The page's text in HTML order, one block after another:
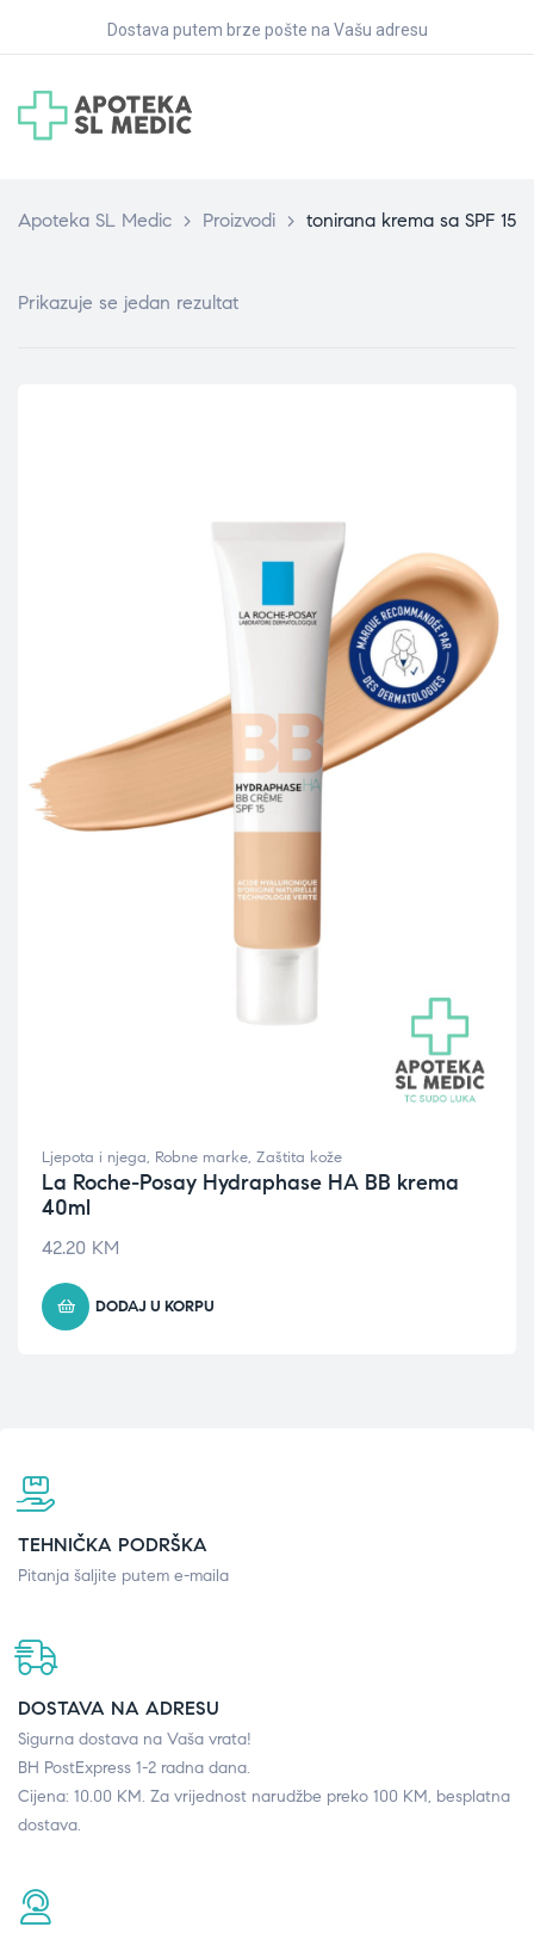
Dostava putem brze pošte na Vašu adresu
Apoteka SL Medic > Proizvodi > tonirana krema sa SPF 15
Prikazuje se jedan rezultat
Ljepota i njega, Robne marke, Zaštita kože
La Roche-Posay Hydraphase HA BB krema
40ml
42.20 KM
DODAJ U KORPU
TEHNIČKA PODRŠKA
Pitanja šaljite putem e-maila
DOSTAVA NA ADRESU
Sigurna dostava na Vaša vrata!
BH PostExpress 1-2 radna dana.
Cijena: 10.00 KM. Za vrijednost narudžbe preko 100 KM, besplatna
dostava.